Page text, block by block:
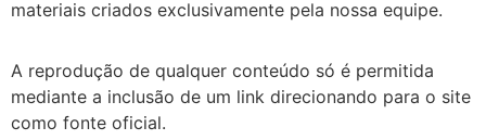
materiais criados exclusivamente pela nossa equipe.
A reprodução de qualquer conteúdo só é permitida
mediante a inclusão de um link direcionando para o site
como fonte oficial.